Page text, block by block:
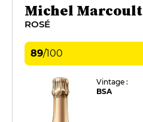
Michel Marcoult
ROSÉ
89/100
Vintage :
BSA